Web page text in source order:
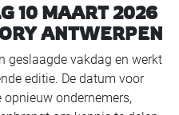
10 MAART 2026
ANTWERPEN
geslaagde vakdag en werkt
editie. De datum voor
ondernemers,